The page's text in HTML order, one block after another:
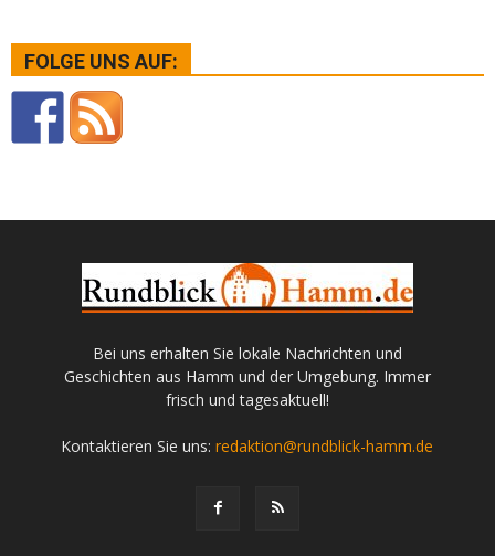
FOLGE UNS AUF:
Bei uns erhalten Sie lokale Nachrichten und
Geschichten aus Hamm und der Umgebung. Immer
frisch und tagesaktuell!
Kontaktieren Sie uns:redaktion@rundblick-hamm.de